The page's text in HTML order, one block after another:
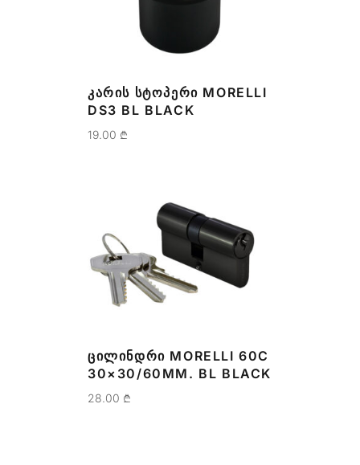
ᲙᲐᲠᲘᲡ ᲡᲢᲝᲞᲔᲠᲘ MORELLI
DS3 BL BLACK
19.00 ₾
ᲪᲘᲚᲘᲜᲓᲠᲘ MORELLI 60C
30×30/60MM. BL BLACK
28.00 ₾